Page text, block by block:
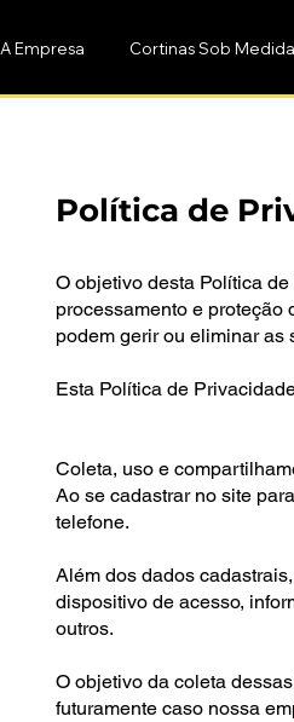
A Empresa Cortinas Sob Medida
Política de
O objetivo desta Política
processamento e proteção
podem gerir ou eliminar as
Esta Política de
Coleta, uso e
Ao se cadastrar no site
telefone.
Além dos dados
dispositivo de acesso,
outros.
O objetivo da coleta
futuramente caso nossa